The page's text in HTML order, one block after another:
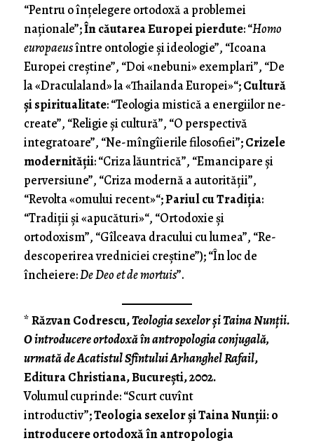
“Pentru o înţelegere ortodoxă a problemei
naţionale”;În căutarea Europei pierdute: “Homo
europaeusîntre ontologie şi ideologie”, “Icoana
Europei creştine”, “Doi «nebuni» exemplari”, “De
la «Draculaland» la «Thailanda Europei»“;Cultură
şi spiritualitate: “Teologia mistică a energiilor ne­
create”, “Religie şi cultură”, “O perspectivă
integratoare”, “Ne-mîngîierile filosofiei”;Cri­­zele
mo­der­nităţii: “Criza lăuntrică”, “Emancipare şi
perversiune”, “Cri­za modernă a autorităţii”,
“Revolta «omului recent»“;Pariul cu Tradiţia:
“Tradiţii şi «apu­cături»“, “Ortodoxie şi
ortodoxism”, “Gîlceava dracului cu lumea”, “Re­
descoperirea vredniciei creştine”); “În loc de
încheiere:De Deo et de mortuis”.
*Răzvan Codrescu,Teologia sexelor şi Taina Nunţii.
O introducere ortodoxă în antropologia conjugală,
urmată de Acatistul Sfîntului Arhanghel Rafail,
Editura Chris­tia­na, Bucureşti, 2002.
Volumul cuprinde: “Scurt cu­­vînt
introductiv”;Teologia sexelor şi Taina Nunţii: o
intro­du­cere orto­do­xă în antropologia